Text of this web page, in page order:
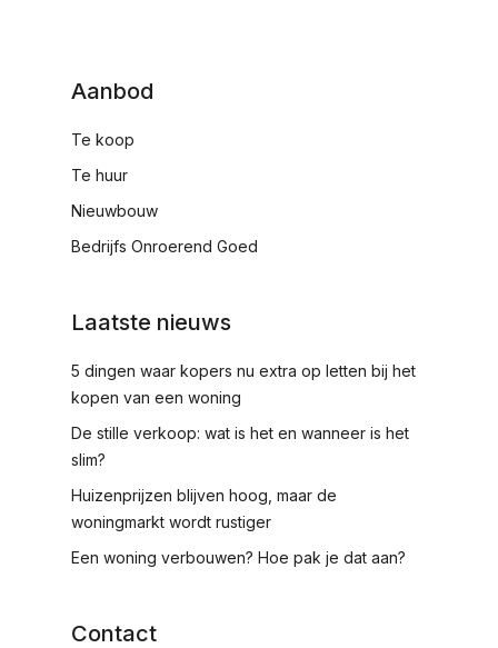
Aanbod
Te koop
Te huur
Nieuwbouw
Bedrijfs Onroerend Goed
Laatste nieuws
5 dingen waar kopers nu extra op letten bij het
kopen van een woning
De stille verkoop: wat is het en wanneer is het
slim?
Huizenprijzen blijven hoog, maar de
woningmarkt wordt rustiger
Een woning verbouwen? Hoe pak je dat aan?
Contact